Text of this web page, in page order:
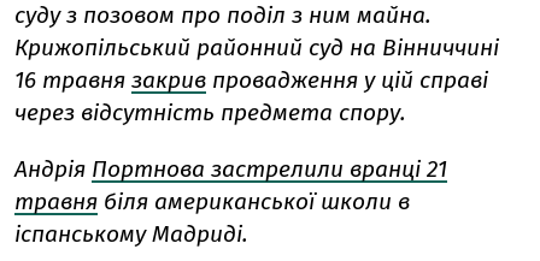
суду з позовом про поділ з ним майна.
Крижопільський районний суд на Вінниччині
16 травня закрив провадження у цій справі
через відсутність предмета спору.
Андрія Портнова застрелили вранці 21
травня біля американської школи в
іспанському Мадриді.